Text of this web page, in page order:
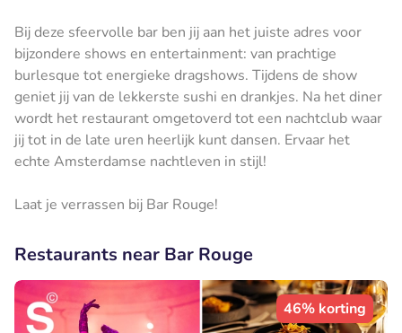
Bij deze sfeervolle bar ben jij aan het juiste adres voor
bijzondere shows en entertainment: van prachtige
burlesque tot energieke dragshows. Tijdens de show
geniet jij van de lekkerste sushi en drankjes. Na het diner
wordt het restaurant omgetoverd tot een nachtclub waar
jij tot in de late uren heerlijk kunt dansen. Ervaar het
echte Amsterdamse nachtleven in stijl!
Laat je verrassen bij Bar Rouge!
Restaurants near Bar Rouge
46% korting